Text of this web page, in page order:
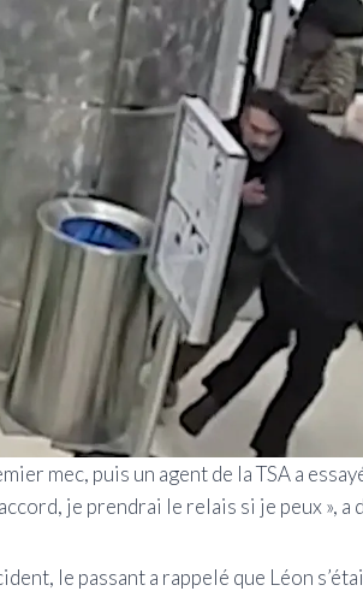
mec, puis un agent de la TSA a
je prendrai le relais si je peux », a
le passant a rappelé que Léon